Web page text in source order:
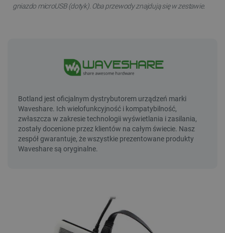
gniazdo microUSB (dotyk). Oba przewody znajdują się w zestawie.